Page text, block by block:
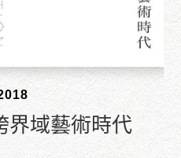
界域藝術時代